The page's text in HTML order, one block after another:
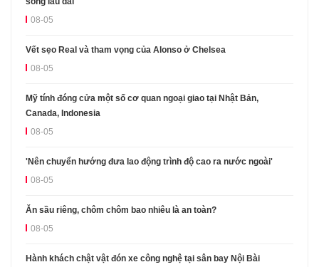
08-05
Vết sẹo Real và tham vọng của Alonso ở Chelsea
08-05
Mỹ tính đóng cửa một số cơ quan ngoại giao tại Nhật Bản,
Canada, Indonesia
08-05
'Nên chuyển hướng đưa lao động trình độ cao ra nước ngoài'
08-05
Ăn sầu riêng, chôm chôm bao nhiêu là an toàn?
08-05
Hành khách chật vật đón xe công nghệ tại sân bay Nội Bài